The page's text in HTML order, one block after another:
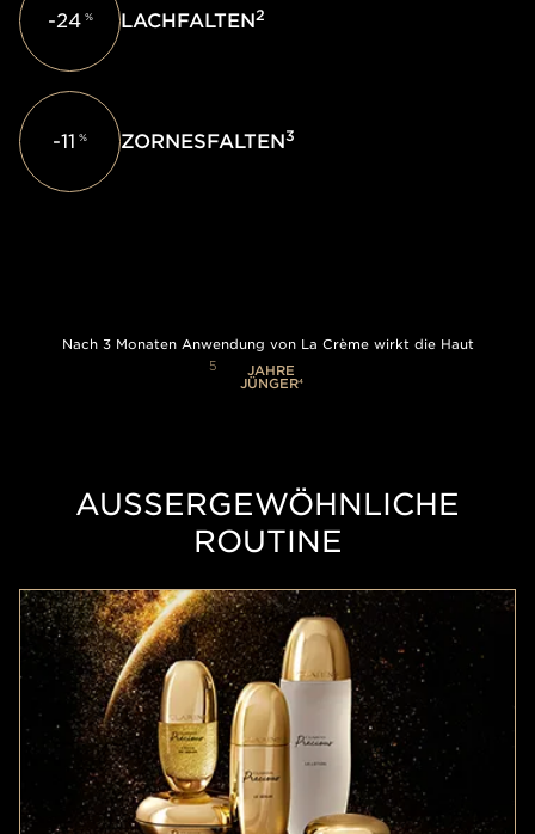
-24 % LACHFALTEN2
-11 % ZORNESFALTEN3
Nach 3 Monaten Anwendung von La Crème wirkt die Haut
5 JAHRE
JÜNGER4
AUSSERGEWÖHNLICHE R
OUTINE